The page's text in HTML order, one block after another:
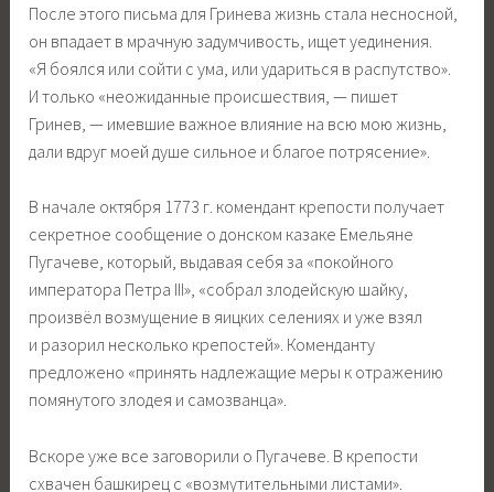
После этого письма для Гринева жизнь стала несносной,
он впадает в мрачную задумчивость, ищет уединения.
«Я боялся или сойти с ума, или удариться в распутство».
И только «неожиданные происшествия, — пишет
Гринев, — имевшие важное влияние на всю мою жизнь,
дали вдруг моей душе сильное и благое потрясение».
В начале октября 1773 г. комендант крепости получает
секретное сообщение о донском казаке Емельяне
Пугачеве, который, выдавая себя за «покойного
императора Петра III», «собрал злодейскую шайку,
произвёл возмущение в яицких селениях и уже взял
и разорил несколько крепостей». Коменданту
предложено «принять надлежащие меры к отражению
помянутого злодея и самозванца».
Вскоре уже все заговорили о Пугачеве. В крепости
схвачен башкирец с «возмутительными листами».